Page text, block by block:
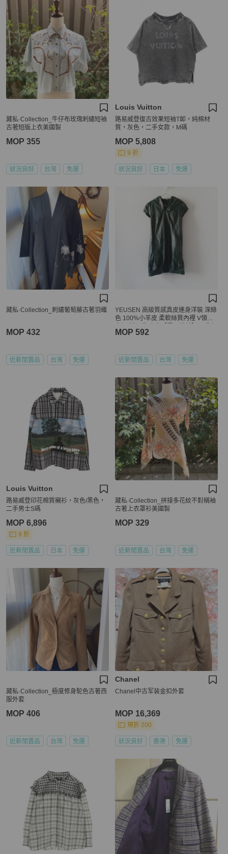
藏私·Collection_牛仔布玫瑰刺繡短袖
古著短版上衣美國製
MOP 355
狀況良好 台灣 免運
Louis Vuitton
路易威登復古效果短袖T卹，純棉材
質，灰色，二手女款，M碼
MOP 5,808
9 折
狀況良好 日本 免運
藏私·Collection_刺繡葡萄藤古著羽織
MOP 432
近新閒置品 台灣 免運
YEUSEN 高級質感真皮連身洋裝 深綠
色 100%小羊皮 柔軟絲質內裡 V領連
MOP 592
近新閒置品 台灣 免運
Louis Vuitton
路易威登印花棉質襯衫，灰色/黑色，
二手男士S碼
MOP 6,896
9 折
近新閒置品 日本 免運
藏私·Collection_拼接多花紋不對稱袖
古著上衣罩衫美國製
MOP 329
近新閒置品 台灣 免運
藏私·Collection_極度修身駝色古著西
服外套
MOP 406
近新閒置品 台灣 免運
Chanel
Chanel中古军装金扣外套
MOP 16,369
現折 200
狀況良好 香港 免運